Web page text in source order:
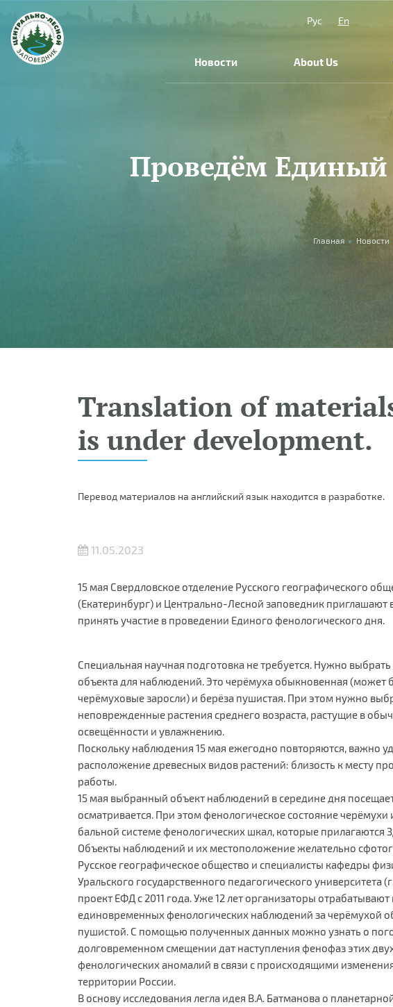
Рус
En
Новости About Us
Проведём Единый
Главная » Новости
Translation of
is under development.
Перевод материалов на английский язык находится в разработке.
11.05.2023
15 мая Свердловское отделение Русского географического
(Екатеринбург) и Центрально-Лесной заповедник
принять участие в проведении Единого фенологического дня.
Специальная научная подготовка не требуется. Нужно
объекта для наблюдений. Это черёмуха обыкновенная (может
черёмуховые заросли) и берёза пушистая. При этом нужно
неповрежденные растения среднего возраста, растущие в
освещённости и увлажнению.
Поскольку наблюдения 15 мая ежегодно повторяются, важно
расположение древесных видов растений: близость к месту
работы.
15 мая выбранный объект наблюдений в середине дня
осматривается. При этом фенологическое состояние черёмухи
бальной системе фенологических шкал, которые прилагаются
Объекты наблюдений и их местоположение желательно
Русское географическое общество и специалисты кафедры
Уральского государственного педагогического университета
проект ЕФД с 2011 года. Уже 12 лет организаторы
единовременных фенологических наблюдений за черёмухой
пушистой. С помощью полученных данных можно узнать о
долговременном смещении дат наступления фенофаз этих
фенологических аномалий в связи с происходящими
территории России.
В основу исследования легла идея В.А. Батманова о